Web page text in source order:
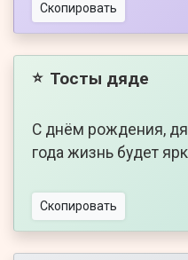
Скопировать
⭐ Тосты дяде
С днём рождения,
года жизнь будет
Скопировать